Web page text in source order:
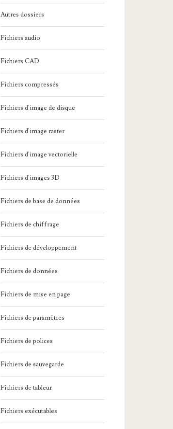
Autres dossiers
Fichiers audio
Fichiers CAD
Fichiers compressés
Fichiers d'image de disque
Fichiers d'image raster
Fichiers d'image vectorielle
Fichiers d'images 3D
Fichiers de base de données
Fichiers de chiffrage
Fichiers de développement
Fichiers de données
Fichiers de mise en page
Fichiers de paramètres
Fichiers de polices
Fichiers de sauvegarde
Fichiers de tableur
Fichiers exécutables